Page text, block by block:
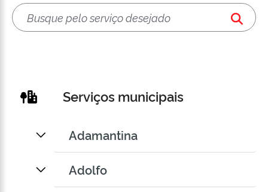
Serviços municipais
Adamantina
Adolfo